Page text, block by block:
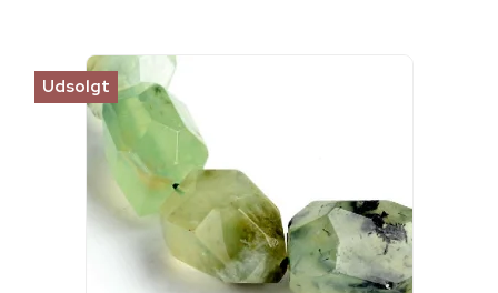
Udsolgt